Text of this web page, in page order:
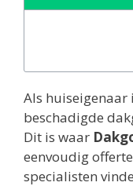
Als
beschadigde
Dit is waar
eenvoudig
specialisten